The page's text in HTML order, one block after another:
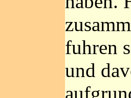
fuhren
und